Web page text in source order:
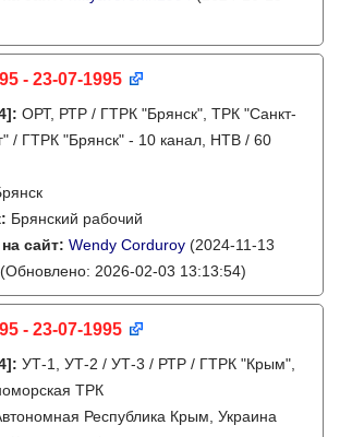
- 23-07-1995
: ОРТ, РТР / ГТРК "Брянск", ТРК "Санкт-
/ ГТРК "Брянск" - 10 канал, НТВ / 60
Брянский рабочий
сайт: Wendy Corduroy (2024-11-13
(Обновлено: 2026-02-03 13:13:54)
- 23-07-1995
: УТ-1, УТ-2 / УТ-3 / РТР / ГТРК "Крым",
ТРК
Республика Крым, Украина